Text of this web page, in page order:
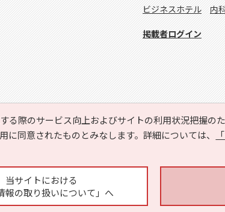
る際のサービス向上およびサイトの利用状況把握
同意されたものとみなします。詳細については、
当サイトにおける
報の取り扱いについて」へ
ビジネスホテル
内
掲載者ログイン
Copyright © HYOJITO.Co.,Ltd. All Rights